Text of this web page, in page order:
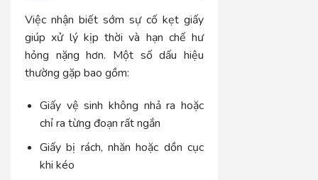
Việc nhận biết sớm sự cố kẹt giấy
giúp xử lý kịp thời và hạn chế hư
hỏng nặng hơn. Một số dấu hiệu
thường gặp bao gồm:
Giấy vệ sinh không nhả ra hoặc
chỉ ra từng đoạn rất ngắn
Giấy bị rách, nhăn hoặc dồn cục
khi kéo